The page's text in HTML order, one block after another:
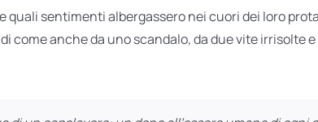
quali sentimenti albergassero nei cuori dei loro
come anche da uno scandalo, da due vite irrisolte